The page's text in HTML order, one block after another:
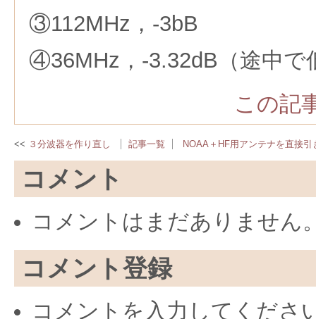
③112MHz，-3bB
④36MHz，-3.32dB（途中で
この記
３分波器を作り直し 記事一覧 NOAA＋HF用アンテナを直接引
コメント
コメントはまだありません
コメント登録
コメントを入力してくださ